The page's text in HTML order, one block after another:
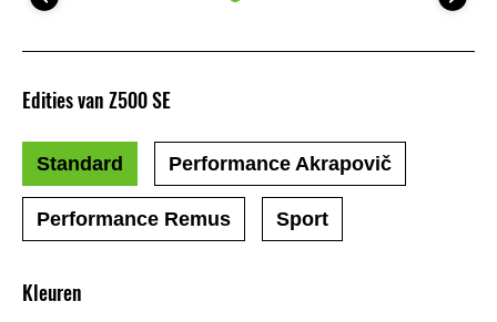
Kleuren
Edities van Z500 SE
Standard Performance Akrapovič
Performance Remus Sport